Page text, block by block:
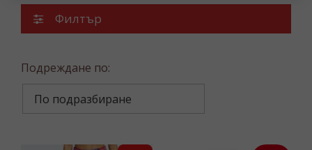
Филтър
Подреждане по: